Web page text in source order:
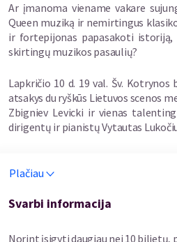
Ar įmanoma viename vakare
Queen muziką ir nemirtingus
ir fortepijonas papasakoti
skirtingų muzikos pasaulių?
Lapkričio 10 d. 19 val. Šv. Kotrynos
atsakys du ryškūs Lietuvos scenos
Zbigniev Levicki ir vienas
dirigentų ir pianistų Vytautas
daugiau nei koncertas. Tai dviejų
pažįstamos melodijos įgauna naują
Virtuoziškas atlikimas, netikėtos
Plačiau
Svarbi informacija
Norint įsigyti daugiau nei 10 bilietų,